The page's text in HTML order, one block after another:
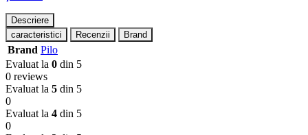
Descriere
caracteristici
Recenzii Brand
Brand Pilo
Evaluat la 0 din 5
0 reviews
Evaluat la 5 din 5
0
Evaluat la 4 din 5
0